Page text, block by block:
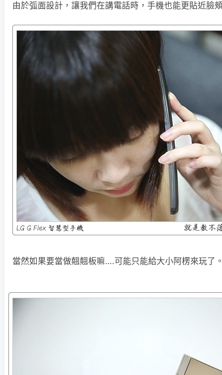
由於弧面設計，讓我們在講電話時，手機也能更貼近臉
當然如果要當做翹翹板嘛….可能只能給大小阿楞來玩了